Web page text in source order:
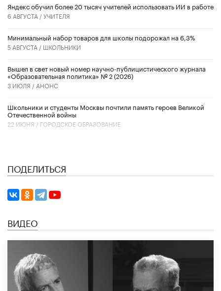
​Яндекс обучил более 20 тысяч учителей использовать ИИ в работе
6 АВГУСТА /УЧИТЕЛЯ
Минимальный набор товаров для школы подорожал на 6,3%
5 АВГУСТА / ШКОЛЬНИКИ
Вышел в свет новый номер научно-публицистического журнала
«Образовательная политика» № 2 (2026)
3 ИЮЛЯ / АНОНС
Школьники и студенты Москвы почтили память героев Великой
Отечественной войны
22 ИЮНЯ / ГОРОДСКОЕ ОБРАЗОВАНИЕ
ПОДЕЛИТЬСЯ
ВИДЕО